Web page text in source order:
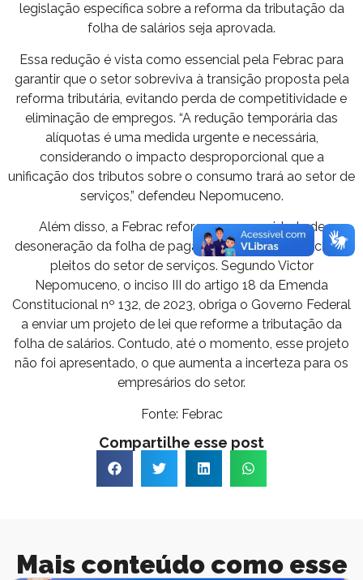
legislação específica sobre a reforma da tributação da
folha de salários seja aprovada.
Essa redução é vista como essencial pela Febrac para
garantir que o setor sobreviva à transição proposta pela
reforma tributária, evitando perda de competitividade e
eliminação de empregos. “A redução temporária das
alíquotas é uma medida urgente e necessária,
considerando o impacto desproporcional que a
unificação dos tributos sobre o consumo trará ao setor de
serviços,” defendeu Nepomuceno.
Além disso, a Febrac reforçou a necessidade de
desoneração da folha de pagamento, um dos principais
pleitos do setor de serviços. Segundo Victor
Nepomuceno, o inciso III do artigo 18 da Emenda
Constitucional nº 132, de 2023, obriga o Governo Federal
a enviar um projeto de lei que reforme a tributação da
folha de salários. Contudo, até o momento, esse projeto
não foi apresentado, o que aumenta a incerteza para os
empresários do setor.
Fonte: Febrac
Compartilhe esse post
Mais conteúdo como esse